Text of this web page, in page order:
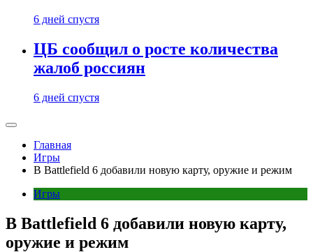
6 дней спустя
ЦБ сообщил о росте количества
жалоб россиян
6 дней спустя
Главная
Игры
В Battlefield 6 добавили новую карту, оружие и режим
Игры
В Battlefield 6 добавили новую карту,
оружие и режим